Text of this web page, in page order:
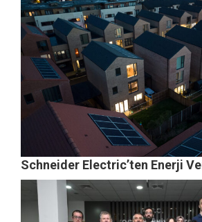
Schneider Electric’ten Enerji